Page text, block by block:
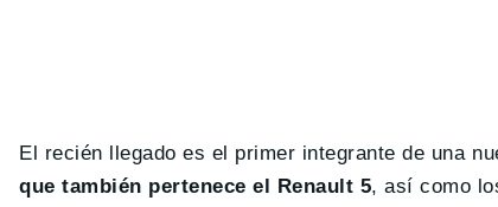
El recién llegado es el primer integrante de una
que también pertenece el Renault 5, así como